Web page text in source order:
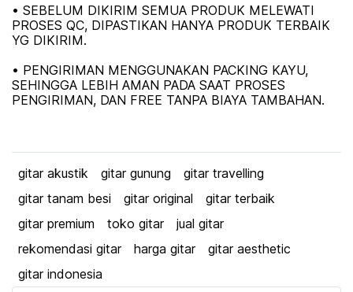
• SEBELUM DIKIRIM SEMUA PRODUK MELEWATI
PROSES QC, DIPASTIKAN HANYA PRODUK TERBAIK
YG DIKIRIM.
• PENGIRIMAN MENGGUNAKAN PACKING KAYU,
SEHINGGA LEBIH AMAN PADA SAAT PROSES
PENGIRIMAN, DAN FREE TANPA BIAYA TAMBAHAN.
gitar akustik gitar gunung
gitar travelling
gitar tanam besi
gitar original
gitar terbaik
gitar premium
toko gitar
jual gitar
rekomendasi gitar
harga gitar
gitar aesthetic
gitar indonesia